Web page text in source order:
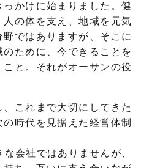
かけに始まりました。健
の体を支え、地域を元気
ではありますが、そこに
ために、今できることを
と。それがオーサンの役
これまで大切にしてきた
時代を見据えた経営体制
会社ではありませんが、